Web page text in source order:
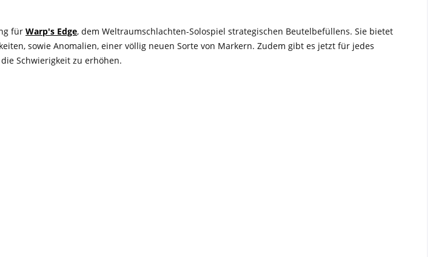
für Warp's Edge, dem Weltraumschlachten-Solospiel strategischen Beutelbefüllens. Sie bietet
sowie Anomalien, einer völlig neuen Sorte von Markern. Zudem gibt es jetzt für jedes
Schwierigkeit zu erhöhen.